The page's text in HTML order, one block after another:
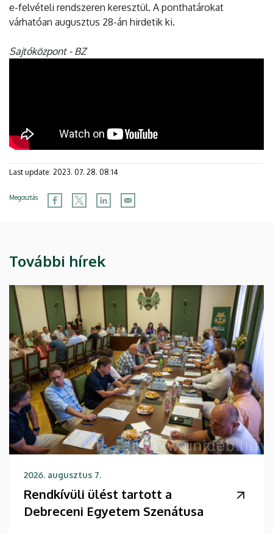
e-felvételi rendszeren keresztül. A ponthatárokat
várhatóan augusztus 28-án hirdetik ki.
Sajtóközpont - BZ
Last update: 2023. 07. 28. 08:14
Megosztás
További hírek
2026. augusztus 7.
Rendkívüli ülést tartott a
Debreceni Egyetem Szenátusa